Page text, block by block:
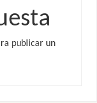
publicar un